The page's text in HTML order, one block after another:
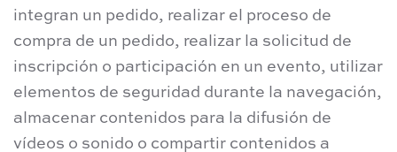
integran un pedido, realizar el proceso de
compra de un pedido, realizar la solicitud de
inscripción o participación en un evento, utilizar
elementos de seguridad durante la navegación,
almacenar contenidos para la difusión de
vídeos o sonido o compartir contenidos a